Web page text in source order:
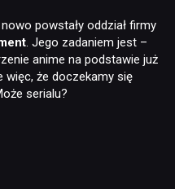
powstały oddział firmy
. Jego zadaniem jest –
anime na podstawie już
więc, że doczekamy się
serialu?